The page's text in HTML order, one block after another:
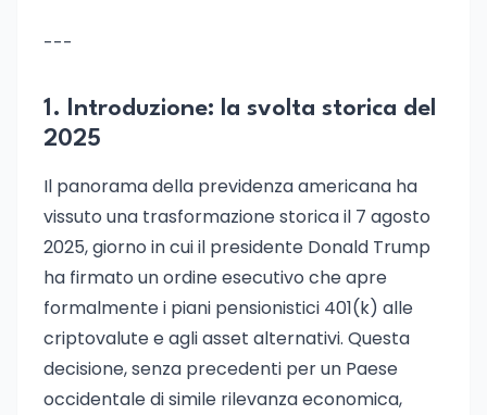
---
1. Introduzione: la svolta storica del
2025
Il panorama della previdenza americana ha
vissuto una trasformazione storica il 7 agosto
2025, giorno in cui il presidente Donald Trump
ha firmato un ordine esecutivo che apre
formalmente i piani pensionistici 401(k) alle
criptovalute e agli asset alternativi. Questa
decisione, senza precedenti per un Paese
occidentale di simile rilevanza economica,